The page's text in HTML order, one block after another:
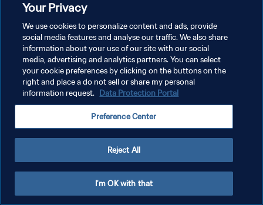
سياسة الخصوصية
شروط الخدمة
إدارة تفضيلات ملفات تعريف الارتباط
Your Privacy
We use cookies to personalize content and ads, provide
social media features and analyse our traffic. We also share
information about your use of our site with our social
media, advertising and analytics partners. You can select
your cookie preferences by clicking on the buttons on the
right and place a do not sell or share my personal
information request. Data Protection Portal
Preference Center
Reject All
I'm OK with that